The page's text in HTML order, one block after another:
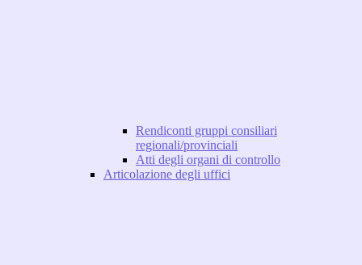
Rendiconti gruppi consiliari
regionali/provinciali
Atti degli organi di controllo
Articolazione degli uffici